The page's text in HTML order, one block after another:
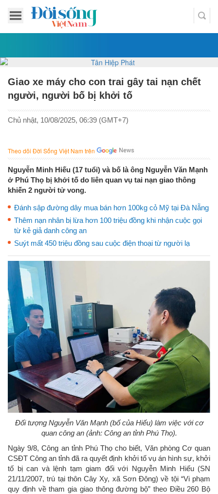
Giao xe máy cho con trai gây tai nạn chết
người, người bố bị khởi tố
Chủ nhật, 10/08/2025, 06:39 (GMT+7)
Theo dõi Đời Sống Việt Nam trên
Nguyễn Minh Hiếu (17 tuổi) và bố là ông Nguyễn Văn Mạnh
ở Phú Thọ bị khởi tố do liên quan vụ tai nạn giao thông
khiến 2 người tử vong.
Đánh sập đường dây mua bán hơn 100kg cỏ Mỹ tại Đà Nẵng
Thêm nạn nhân bị lừa hơn 100 triệu đồng khi nhận cuộc gọi
từ kẻ giả danh công an
Suýt mất 450 triệu đồng sau cuộc điện thoại từ người lạ
Đối tượng Nguyễn Văn Mạnh (bố của Hiếu) làm việc với cơ
quan công an (ảnh: Công an tỉnh Phú Thọ).
Ngày 9/8, Công an tỉnh Phú Thọ cho biết, Văn phòng Cơ quan
CSĐT Công an tỉnh đã ra quyết định khởi tố vụ án hình sự, khởi
tố bị can và lệnh tạm giam đối với Nguyễn Minh Hiếu (SN
21/11/2007, trú tại thôn Cây Xy, xã Sơn Đông) về tội “Vi phạm
quy định về tham gia giao thông đường bộ” theo Điều 260 Bộ